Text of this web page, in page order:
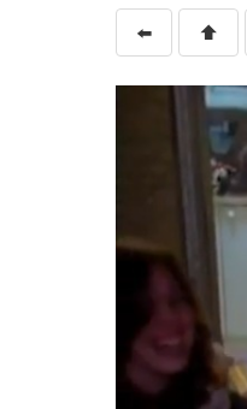
⬅️ ⬆️